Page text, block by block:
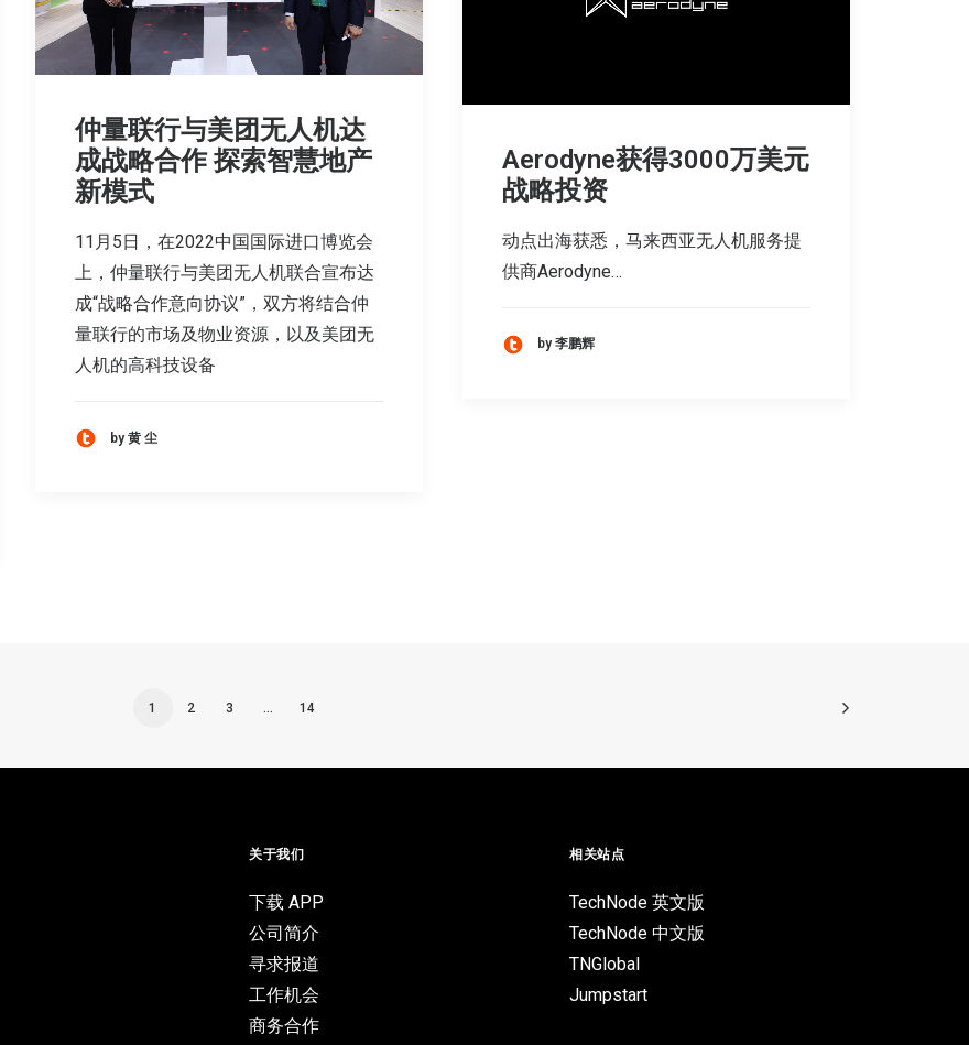
仲量联行与美团无人机达
成战略合作 探索智慧地产
新模式
11月5日，在2022中国国际进口博览会
上，仲量联行与美团无人机联合宣布达
成“战略合作意向协议”，双方将结合仲
量联行的市场及物业资源，以及美团无
人机的高科技设备
by 黄 尘
Aerodyne获得3000万美元
战略投资
动点出海获悉，马来西亚无人机服务提
供商Aerodyne…
by 李鹏辉
1 2 3 … 14
关于我们
下载 APP
公司简介
寻求报道
工作机会
商务合作
相关站点
TechNode 英文版
TechNode 中文版
TNGlobal
Jumpstart